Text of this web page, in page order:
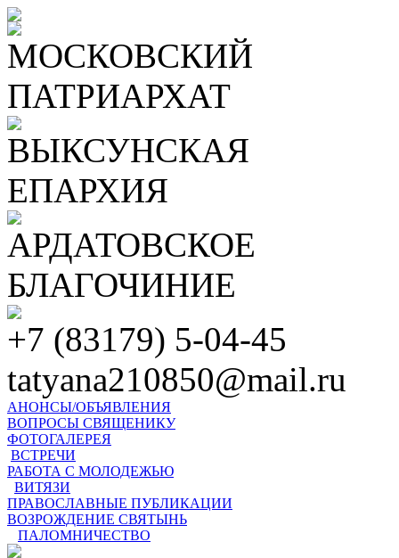
МОСКОВСКИЙ
ПАТРИАРХАТ
ВЫКСУНСКАЯ
ЕПАРХИЯ
АРДАТОВСКОЕ
БЛАГОЧИНИЕ
+7 (83179) 5-04-45
tatyana210850@mail.ru
АНОНСЫ/ОБЪЯВЛЕНИЯ
ВОПРОСЫ СВЯЩЕНИКУ
ФОТОГАЛЕРЕЯ
ВСТРЕЧИ
РАБОТА С МОЛОДЕЖЬЮ
ВИТЯЗИ
ПРАВОСЛАВНЫЕ ПУБЛИКАЦИИ
ВОЗРОЖДЕНИЕ СВЯТЫНЬ
ПАЛОМНИЧЕСТВО